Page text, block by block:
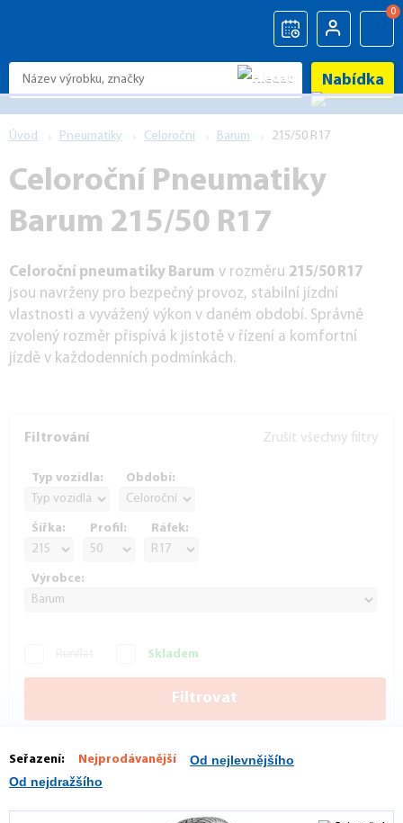
0
Nabídka
Úvod Pneumatiky Celoroční Barum 215/50 R17
Celoroční Pneumatiky
Barum 215/50 R17
Celoroční pneumatiky Barum v rozměru 215/50 R17
jsou navrženy pro bezpečný provoz, stabilní jízdní
vlastnosti a vyvážený výkon v daném období. Správně
zvolený rozměr přispívá k jistotě v řízení a komfortní
jízdě v každodenních podmínkách.
Filtrování Zrušit všechny filtry
Typ vozidla: Období:
Šířka: Profil: Ráfek:
Výrobce:
Skladem
Filtrovat
Seřazení: Nejprodávanější
Od nejlevnějšího
Od nejdražšího